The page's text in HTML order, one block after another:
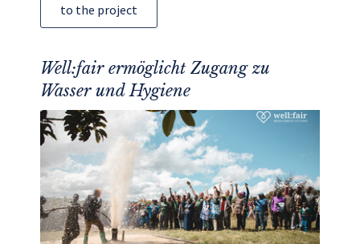
to the project
Well:fair ermöglicht Zugang zu
Wasser und Hygiene